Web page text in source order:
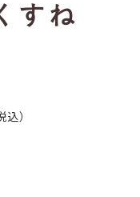
すね
込）